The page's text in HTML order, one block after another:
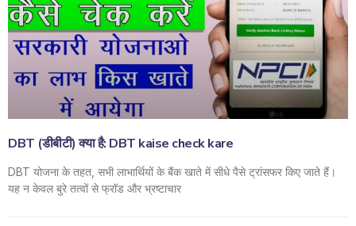
DBT (डीबीटी) क्या है: DBT kaise check kare
DBT योजना के तहत, सभी लाभार्थियों के बैंक खाते में सीधे पैसे ट्रांसफर किए जाते हैं।
यह न केवल बुरे तत्वों से फ्रॉड और भ्रष्टाचार